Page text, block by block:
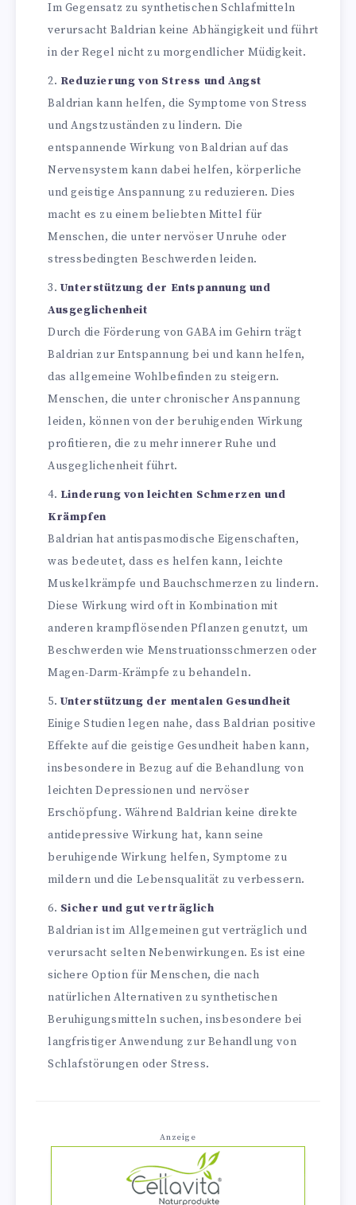
Im Gegensatz zu synthetischen Schlafmitteln
verursacht Baldrian keine Abhängigkeit und führt
in der Regel nicht zu morgendlicher Müdigkeit.
Reduzierung von Stress und Angst
Baldrian kann helfen, die Symptome von Stress
und Angstzuständen zu lindern. Die
entspannende Wirkung von Baldrian auf das
Nervensystem kann dabei helfen, körperliche
und geistige Anspannung zu reduzieren. Dies
macht es zu einem beliebten Mittel für
Menschen, die unter nervöser Unruhe oder
stressbedingten Beschwerden leiden.
Unterstützung der Entspannung und
Ausgeglichenheit
Durch die Förderung von GABA im Gehirn trägt
Baldrian zur Entspannung bei und kann helfen,
das allgemeine Wohlbefinden zu steigern.
Menschen, die unter chronischer Anspannung
leiden, können von der beruhigenden Wirkung
profitieren, die zu mehr innerer Ruhe und
Ausgeglichenheit führt.
Linderung von leichten Schmerzen und
Krämpfen
Baldrian hat antispasmodische Eigenschaften,
was bedeutet, dass es helfen kann, leichte
Muskelkrämpfe und Bauchschmerzen zu lindern.
Diese Wirkung wird oft in Kombination mit
anderen krampflösenden Pflanzen genutzt, um
Beschwerden wie Menstruationsschmerzen oder
Magen-Darm-Krämpfe zu behandeln.
Unterstützung der mentalen Gesundheit
Einige Studien legen nahe, dass Baldrian positive
Effekte auf die geistige Gesundheit haben kann,
insbesondere in Bezug auf die Behandlung von
leichten Depressionen und nervöser
Erschöpfung. Während Baldrian keine direkte
antidepressive Wirkung hat, kann seine
beruhigende Wirkung helfen, Symptome zu
mildern und die Lebensqualität zu verbessern.
Sicher und gut verträglich
Baldrian ist im Allgemeinen gut verträglich und
verursacht selten Nebenwirkungen. Es ist eine
sichere Option für Menschen, die nach
natürlichen Alternativen zu synthetischen
Beruhigungsmitteln suchen, insbesondere bei
langfristiger Anwendung zur Behandlung von
Schlafstörungen oder Stress.
Anzeige